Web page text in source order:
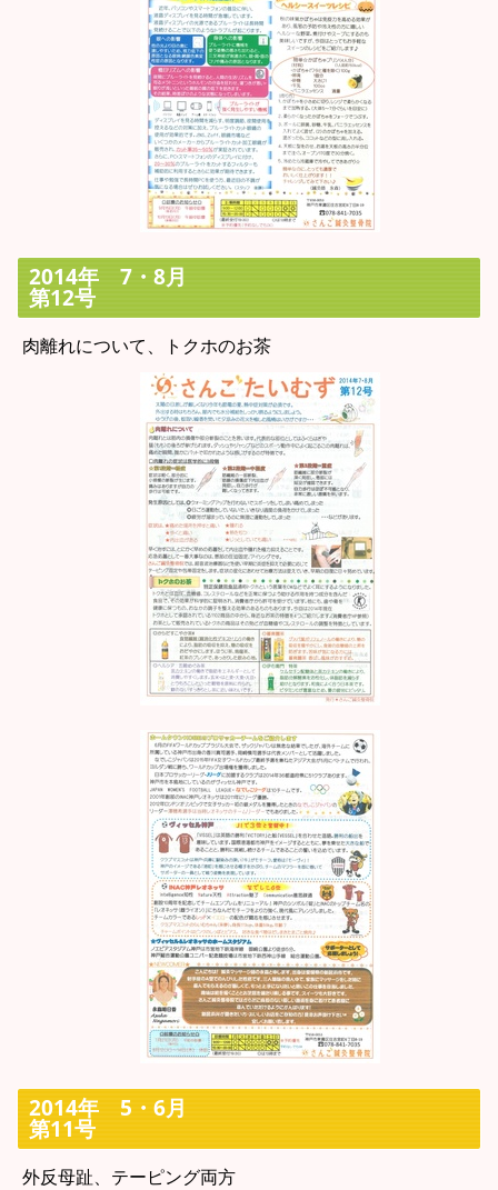
2014年 7・8月
第12号
肉離れについて、トクホのお茶
2014年 5・6月
第11号
外反母趾、テーピング両方